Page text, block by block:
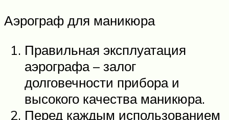
Аэрограф для маникюра
Правильная эксплуатация
аэрографа – залог
долговечности прибора и
высокого качества маникюра.
Перед каждым использованием